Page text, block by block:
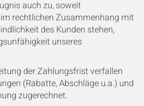
auch zu, soweit
rechtlichen Zusammenhang mit
des Kunden stehen,
unseres
der Zahlungsfrist verfallen
(Rabatte, Abschläge u.a.) und
zugerechnet.